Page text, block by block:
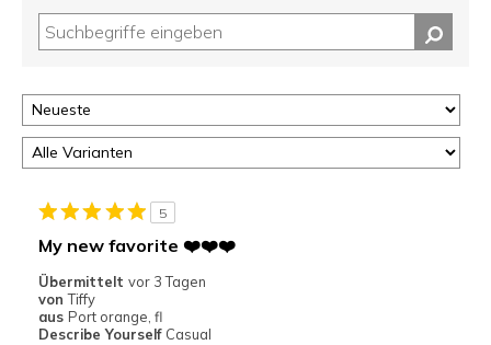
5
My new favorite ❤️❤️❤️
Übermittelt vor 3 Tagen
von Tiffy
aus Port orange, fl
Describe Yourself Casual